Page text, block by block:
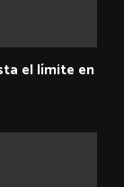
el límite en